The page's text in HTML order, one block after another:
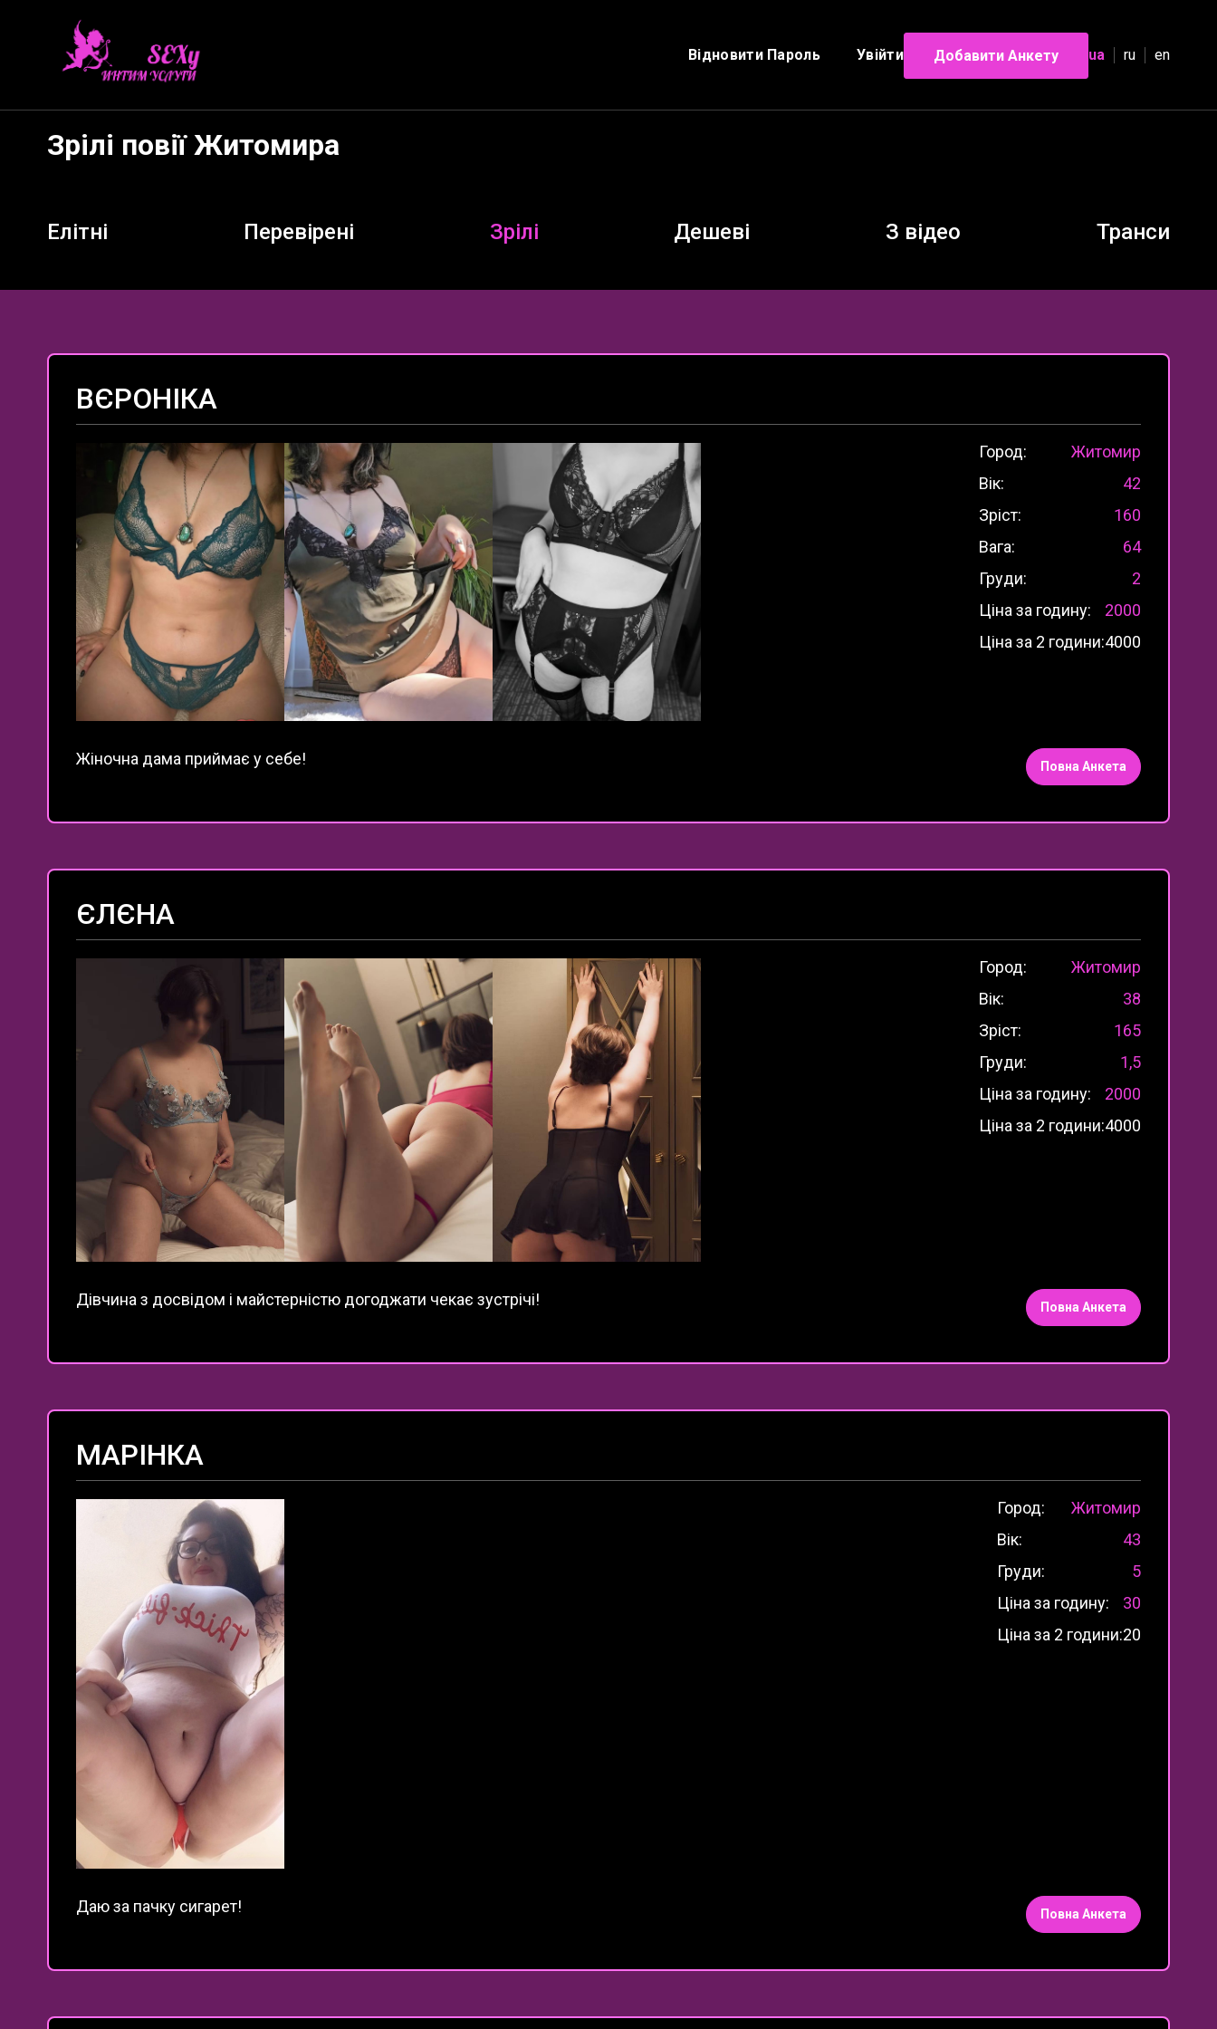
Відновити Пароль Увійти Добавити Анкету ua ru en
Зрілі повії Житомира
Елітні Перевірені Зрілі Дешеві З відео Транси
ВЄРОНІКА
Город:
Житомир
Вік:
42
Зріст:
160
Вага:
64
Груди:
2
Ціна за годину:
2000
Ціна за 2 години:4000
Жіночна дама приймає у себе! Повна Анкета
ЄЛЄНА
Город:
Житомир
Вік:
38
Зріст:
165
Груди:
1,5
Ціна за годину:
2000
Ціна за 2 години:4000
Дівчина з досвідом і майстерністю догоджати чекає зустрічі! Повна Анкета
МАРІНКА
Город:
Житомир
Вік:
43
Груди:
5
Ціна за годину:
30
Ціна за 2 години:20
Даю за пачку сигарет! Повна Анкета